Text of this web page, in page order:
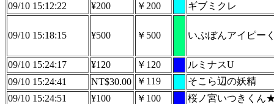
09/10 15:12:22
¥200 ￥200 ギブミクレ
09/10 15:18:15 ¥500 ￥500 いぷぼんアイピー
09/10 15:24:17 ¥120 ￥120
ルミナスU
09/10 15:24:41
NT$30.00 ￥119
そこら辺の妖精
09/10 15:24:51
¥100 ￥100
桜ノ宮いつきくん